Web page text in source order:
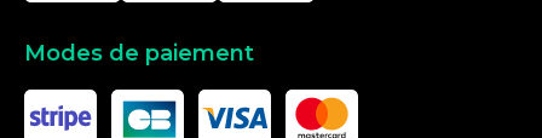
Modes de paiement